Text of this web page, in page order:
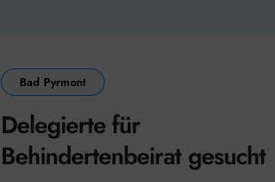
Bad Pyrmont
Delegierte für
Behindertenbeirat gesucht